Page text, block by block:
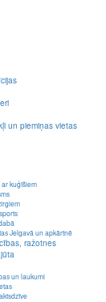
un piemiņas vietas
kuģīšiem
Jelgavā un apkārtnē
ražotnes
un laukumi